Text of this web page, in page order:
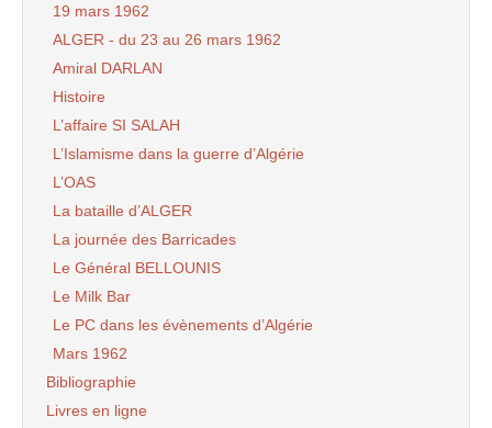
19 mars 1962
ALGER - du 23 au 26 mars 1962
Amiral DARLAN
Histoire
L’affaire SI SALAH
L’Islamisme dans la guerre d’Algérie
L’OAS
La bataille d’ALGER
La journée des Barricades
Le Général BELLOUNIS
Le Milk Bar
Le PC dans les évènements d’Algérie
Mars 1962
Bibliographie
Livres en ligne